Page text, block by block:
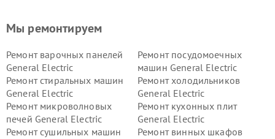
Мы ремонтируем
Ремонт варочных панелей
General Electric
Ремонт посудомоечных
машин General Electric
Ремонт стиральных машин
General Electric
Ремонт холодильников
General Electric
Ремонт микроволновых
печей General Electric
Ремонт кухонных плит
General Electric
Ремонт сушильных машин
Ремонт винных шкафов